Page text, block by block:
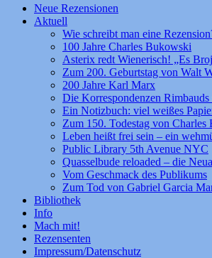
Zum
Inhalt
Neue Rezensionen
Aktuell
Wie schreibt man eine
100 Jahre Charles Bukowski
Asterix redt Wienerisch! „Es
Zum 200. Geburtstag von Walt
200 Jahre Karl Marx
Die Korrespondenzen Rimbauds
Ein Notizbuch: viel weißes
Zum 150. Todestag von Charles
Leben heißt frei sein – ein
Public Library 5th Avenue NYC
Quasselbude reloaded – die
Vom Geschmack des Publikums
Zum Tod von Gabriel Garcia
Bibliothek
Info
Mach mit!
Rezensenten
Impressum/Datenschutz